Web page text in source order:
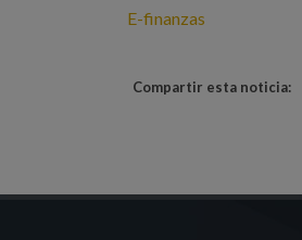
E-finanzas
Compartir esta noticia: